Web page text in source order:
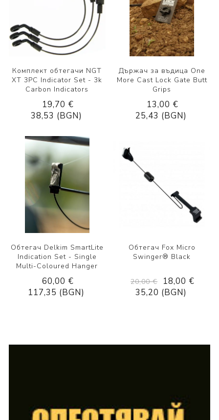
Комплект обтегачи NGT
XT 3PC Indicator Set - 3k
Carbon Indicators
19,70 €
38,53 (BGN)
Държач за въдица One
More Cast Lock Gate Butt
Grips
13,00 €
25,43 (BGN)
Обтегач Delkim SmartLite
Indication Set - Single
Multi-Coloured Hanger
60,00 €
117,35 (BGN)
Обтегач Fox Micro
Swinger® Black
20,00 €
18,00 €
35,20 (BGN)